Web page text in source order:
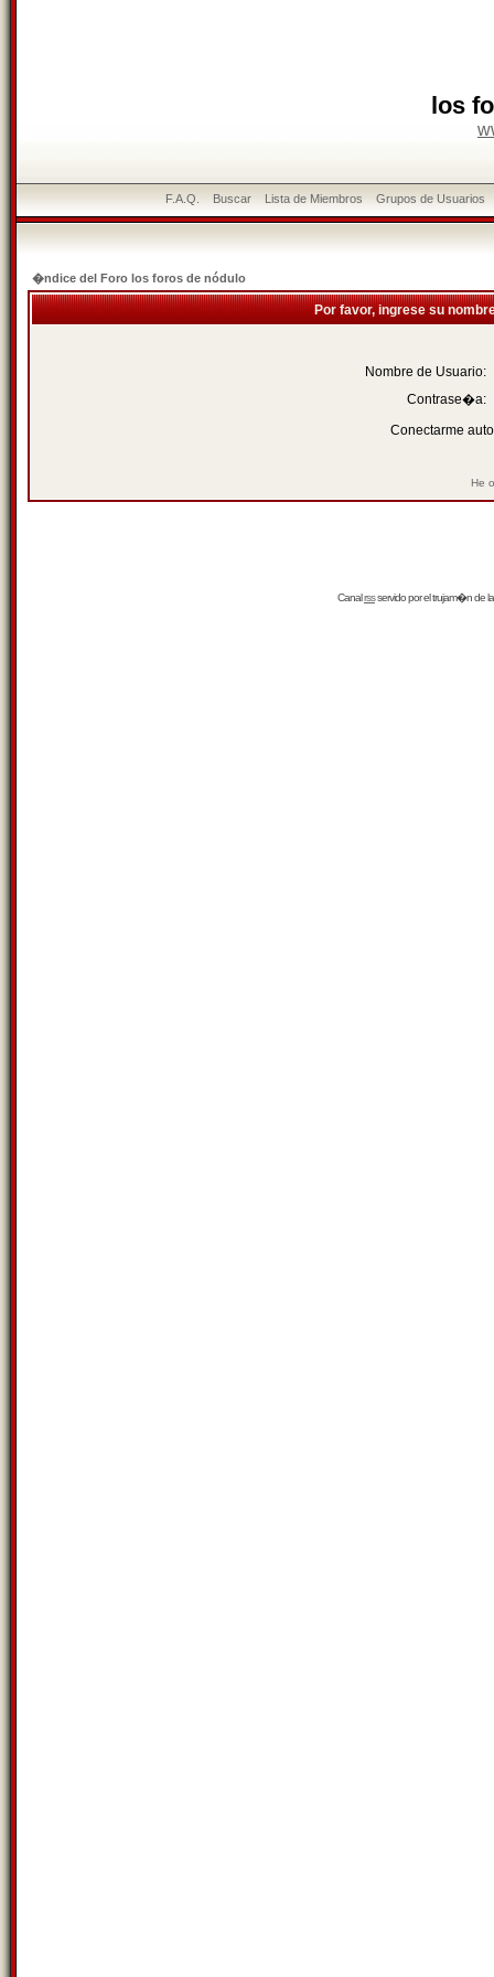
los
F.A.Q. Buscar Lista de Miembros Grupos de Usuarios
�ndice del Foro los foros de nódulo
Por favor, ingrese su
Nombre de Usuario:
Contrase�a:
Conectarme
He
Canalrssservido por eltrujam�nde